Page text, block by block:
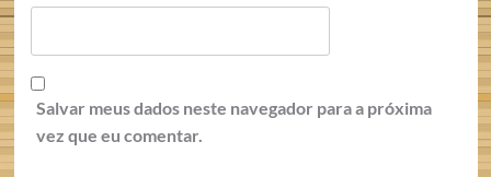
Salvar meus dados neste navegador para a próxima
vez que eu comentar.